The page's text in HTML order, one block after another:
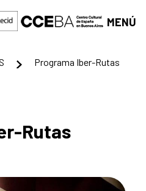
MENÚ
Programa Iber-Rutas
Rutas